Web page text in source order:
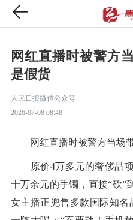
网红直播时被警方
是假货
人民日报微信公众号
2026-07-08 08:48
网红直播时被警方当场带
原价4万多元的奢侈品项
十万余元的手镯，直接“砍
女主播正兜售多款国际知